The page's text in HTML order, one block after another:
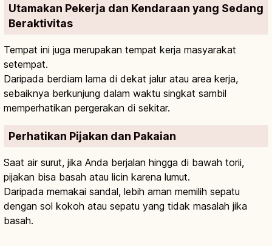
Utamakan Pekerja dan Kendaraan yang Sedang
Beraktivitas
Tempat ini juga merupakan tempat kerja masyarakat
setempat.
Daripada berdiam lama di dekat jalur atau area kerja,
sebaiknya berkunjung dalam waktu singkat sambil
memperhatikan pergerakan di sekitar.
Perhatikan Pijakan dan Pakaian
Saat air surut, jika Anda berjalan hingga di bawah torii,
pijakan bisa basah atau licin karena lumut.
Daripada memakai sandal, lebih aman memilih sepatu
dengan sol kokoh atau sepatu yang tidak masalah jika
basah.